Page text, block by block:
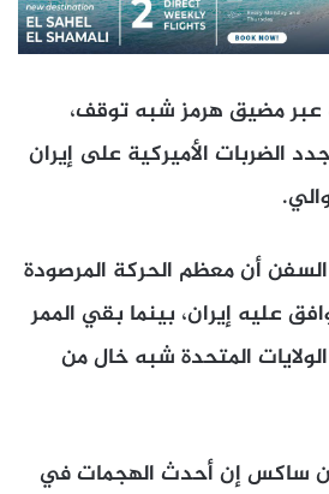
مضيق هرمز شبه توقف،
الضربات الأميركية على إيران
أن معظم الحركة المرصودة
عليه إيران، بينما بقي الممر
المتحدة شبه خال من
ساكس إن أحدث الهجمات في